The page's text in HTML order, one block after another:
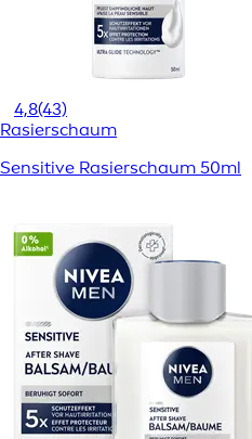
4,8(43)
Rasierschaum
Sensitive Rasierschaum 50ml